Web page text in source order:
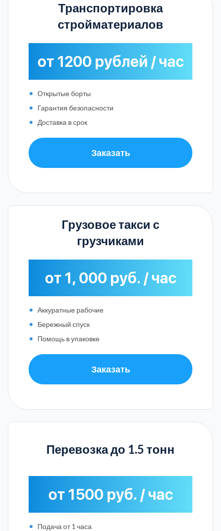
Транспортировка
стройматериалов
от 1200 рублей / час
Открытые борты
Гарантия безопасности
Доставка в срок
Заказать
Грузовое такси с
грузчиками
от 1, 000 руб. / час
Аккуратные рабочие
Бережный спуск
Помощь в упаковке
Заказать
Перевозка до 1.5 тонн
от 1500 руб. / час
Подача от 1 часа